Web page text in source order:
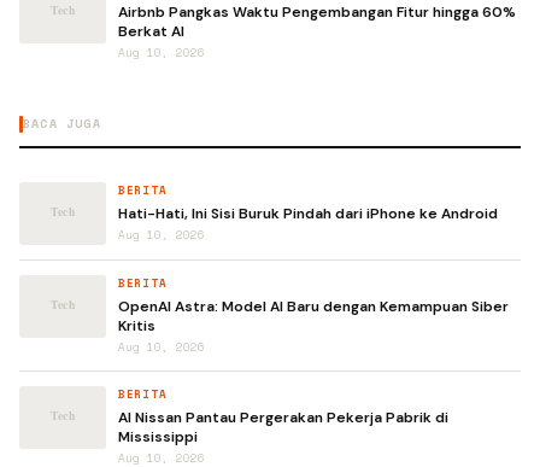
Airbnb Pangkas Waktu Pengembangan Fitur hingga 60%
Berkat AI
Aug 10, 2026
BACA JUGA
BERITA
Hati-Hati, Ini Sisi Buruk Pindah dari iPhone ke Android
Aug 10, 2026
BERITA
OpenAI Astra: Model AI Baru dengan Kemampuan Siber
Kritis
Aug 10, 2026
BERITA
AI Nissan Pantau Pergerakan Pekerja Pabrik di
Mississippi
Aug 10, 2026